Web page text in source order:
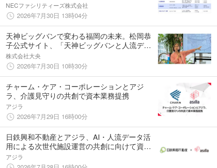
NECファシリティーズ株式会社
2026年7月30日 13時04分
天神ビッグバンで変わる福岡の未来。松岡恭
子公式サイト、「天神ビッグバンと人流デー
タ分析」開催レポートを公開
株式会社大央
2026年7月30日 10時30分
チャーム・ケア・コーポレーションとアジ
ラ、介護見守りの共創で資本業務提携
アジラ
2026年7月29日 16時00分
日鉄興和不動産とアジラ、AI・人流データ活
用による次世代施設運営の共創に向けて資本
業務提携
アジラ